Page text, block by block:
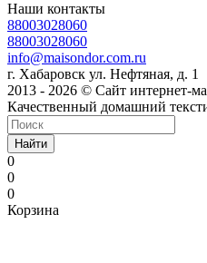
Наши контакты
88003028060
88003028060
info@maisondor.com.ru
г. Хабаровск ул. Нефтяная, д. 1
2013 - 2026 © Сайт интернет-
Качественный домашний
Найти
0
0
0
Корзина